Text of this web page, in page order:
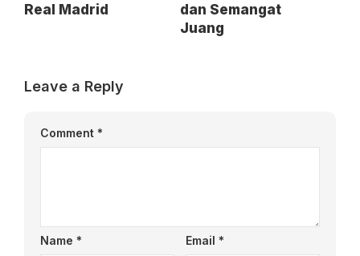
Real Madrid
dan Semangat
Juang
Leave a Reply
Comment *
Name * Email *